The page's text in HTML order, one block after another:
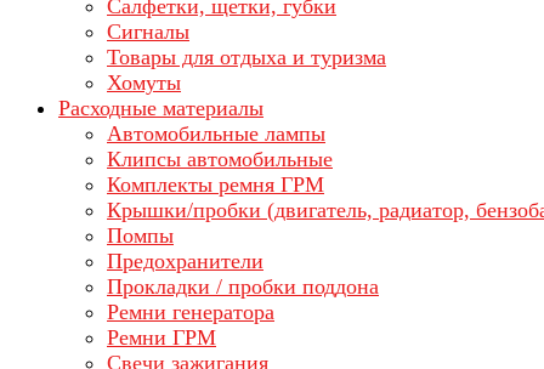
Салфетки, щетки, губки
Сигналы
Товары для отдыха и туризма
Хомуты
Расходные материалы
Автомобильные лампы
Клипсы автомобильные
Комплекты ремня ГРМ
Крышки/пробки (двигатель, радиатор,
Помпы
Предохранители
Прокладки / пробки поддона
Ремни генератора
Ремни ГРМ
Свечи зажигания